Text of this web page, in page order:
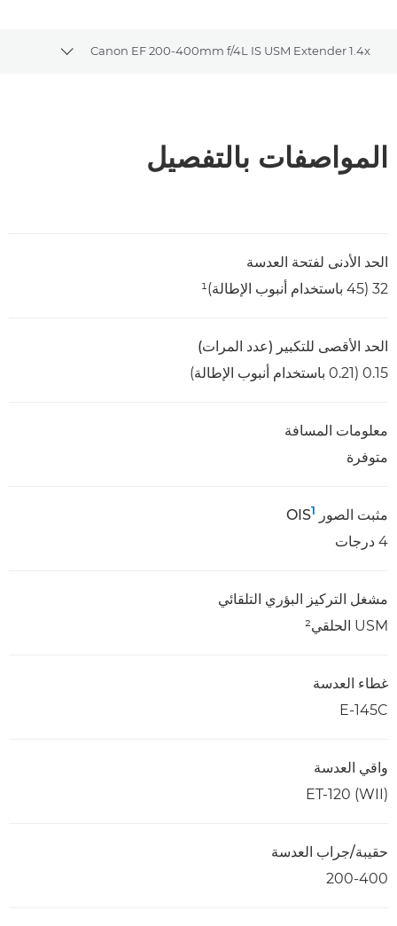
Canon EF 200-400mm f/4L IS USM Extender 1.4x
المواصفات بالتفصيل
الحد الأدنى لفتحة العدسة
32 (45 باستخدام أنبوب الإطالة)‏¹
الحد الأقصى للتكبير (عدد المرات)
0.15 (0.21 باستخدام أنبوب الإطالة)
معلومات المسافة
متوفرة
مثبت الصور OIS 1
4 درجات
مشغل التركيز البؤري التلقائي
USM الحلقي²
غطاء العدسة
E-145C
واقي العدسة
ET-120 (WII)‎
حقيبة/جراب العدسة
200-400